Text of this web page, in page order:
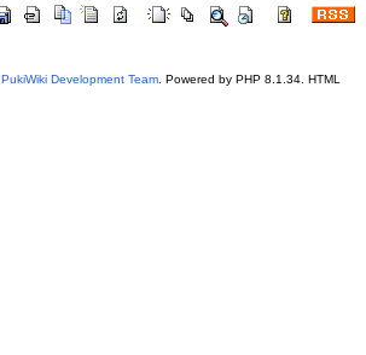
PukiWiki Development Team. Powered by PHP 8.1.34. HTML